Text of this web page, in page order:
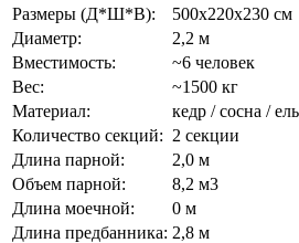
Размеры (Д*Ш*В):
500х220х230 см
Диаметр:
2,2 м
Вместимость:
~6 человек
Вес:
~1500 кг
Материал:
кедр / сосна / ель
Количество секций: 2 секции
Длина парной:
2,0 м
Объем парной:
8,2 м3
Длина моечной:
0 м
Длина предбанника: 2,8 м